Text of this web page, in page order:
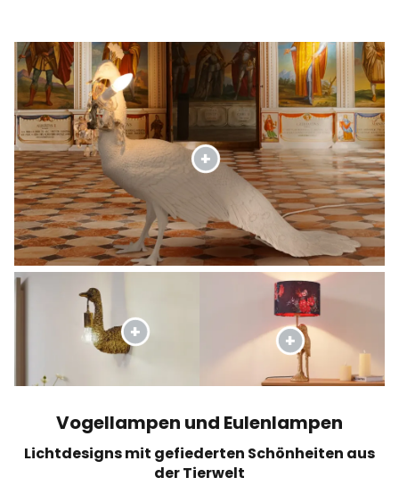
Vogellampen und Eulenlampen
Lichtdesigns mit gefiederten Schönheiten aus
der Tierwelt